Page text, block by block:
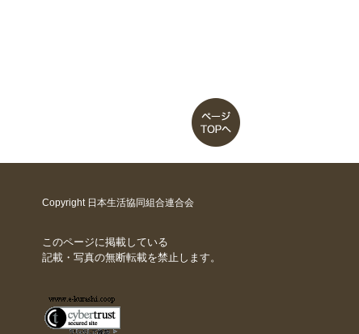
Copyright 日本生活協同組合連合会
このページに掲載している
記載・写真の無断転載を禁止します。